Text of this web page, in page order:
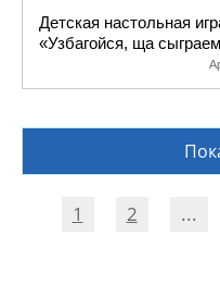
Детская настольная
«Узбагойся, ща
1 2 ...